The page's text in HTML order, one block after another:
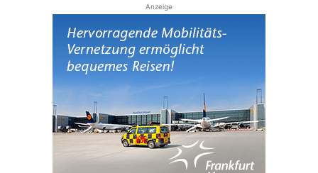
Anzeige